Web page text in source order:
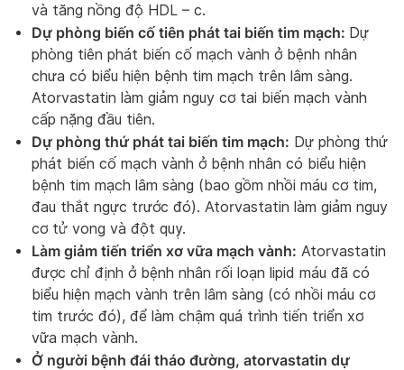
và tăng nồng độ HDL – c.
Dự phòng biến cố tiên phát tai biến tim mạch: Dự
phòng tiên phát biến cố mạch vành ở bệnh nhân
chưa có biểu hiện bệnh tim mạch trên lâm sàng.
Atorvastatin làm giảm nguy cơ tai biến mạch vành
cấp nặng đầu tiên.
Dự phòng thứ phát tai biến tim mạch: Dự phòng thứ
phát biến cố mạch vành ở bệnh nhân có biểu hiện
bệnh tim mạch lâm sàng (bao gồm nhồi máu cơ tim,
đau thắt ngực trước đó). Atorvastatin làm giảm nguy
cơ tử vong và đột quỵ.
Làm giảm tiến triển xơ vữa mạch vành: Atorvastatin
được chỉ định ở bệnh nhân rối loạn lipid máu đã có
biểu hiện mạch vành trên lâm sàng (có nhồi máu cơ
tim trước đó), để làm chậm quá trình tiến triển xơ
vữa mạch vành.
Ở người bệnh đái tháo đường, atorvastatin dự